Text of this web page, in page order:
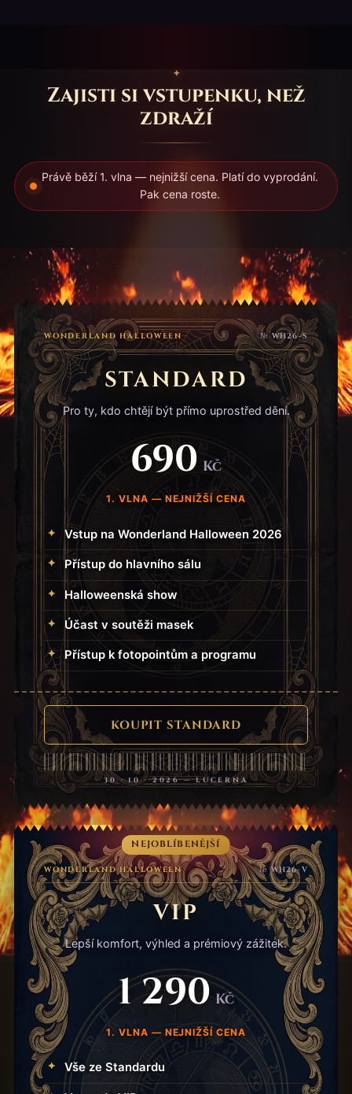
Zajisti si vstupenku, než
zdraží
Právě běží 1. vlna — nejnižší cena. Platí do vyprodání.
Pak cena roste.
WONDERLAND HALLOWEEN № WH26-S
STANDARD
Pro ty, kdo chtějí být přímo uprostřed dění.
690 Kč
1. VLNA — NEJNIŽŠÍ CENA
Vstup na Wonderland Halloween 2026
Přístup do hlavního sálu
Halloweenská show
Účast v soutěži masek
Přístup k fotopointům a programu
KOUPIT STANDARD
30 · 10 · 2026 — LUCERNA
NEJOBLÍBENĚJŠÍ
WONDERLAND HALLOWEEN № WH26-V
VIP
Lepší komfort, výhled a prémiový zážitek.
1 290 Kč
1. VLNA — NEJNIŽŠÍ CENA
Vše ze Standardu